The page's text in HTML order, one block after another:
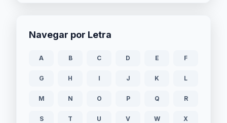
Navegar por Letra
A B C D E F
G H I J K L
M N O P Q R
S T U V W X